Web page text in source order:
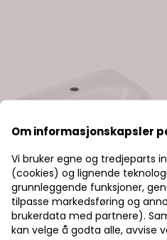
Om informasjonskapsler
Vi bruker egne og tredjeparts
(cookies) og lignende
grunnleggende funksjoner,
tilpasse markedsføring og
brukerdata med partnere).
kan velge å godta alle, avvise